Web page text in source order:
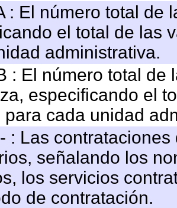
: El número total de
el total de las
administrativa.
: El número total de
especificando el
para cada unidad
: Las
señalando los
los servicios
de contratación.